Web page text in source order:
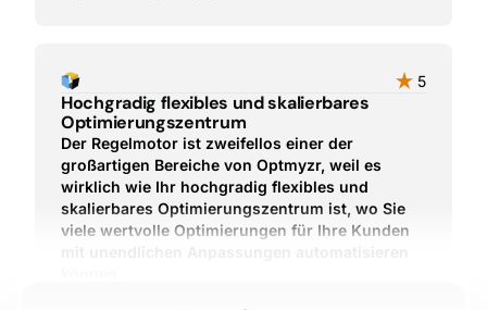
5
Hochgradig flexibles und skalierbares
Optimierungszentrum
Der Regelmotor ist zweifellos einer der
großartigen Bereiche von Optmyzr, weil es
wirklich wie Ihr hochgradig flexibles und
skalierbares Optimierungszentrum ist, wo Sie
viele wertvolle Optimierungen für Ihre Kunden